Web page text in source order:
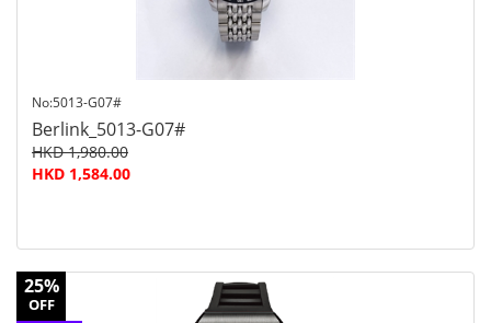
No:5013-G07#
Berlink_5013-G07#
HKD 1,980.00
HKD 1,584.00
25%
OFF